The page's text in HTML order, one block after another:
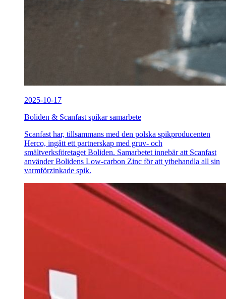
2025-10-17
Boliden & Scanfast spikar samarbete
Scanfast har, tillsammans med den polska spikproducenten
Herco, ingått ett partnerskap med gruv- och
smältverksföretaget Boliden. Samarbetet innebär att Scanfast
använder Bolidens Low-carbon Zinc för att ytbehandla all sin
varmförzinkade spik.